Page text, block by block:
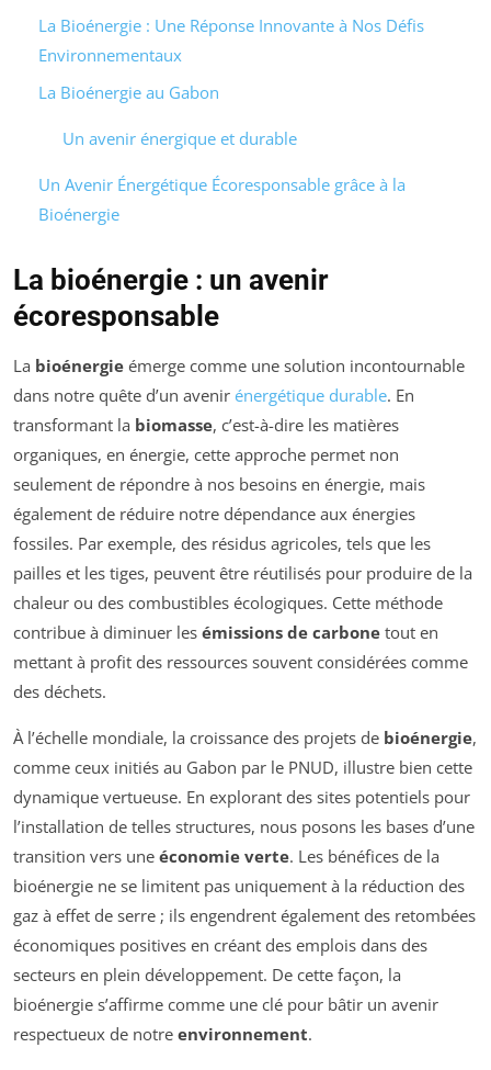
La Bioénergie : Une Réponse Innovante à Nos Défis
Environnementaux
La Bioénergie au Gabon
Un avenir énergique et durable
Un Avenir Énergétique Écoresponsable grâce à la
Bioénergie
La bioénergie : un avenir
écoresponsable
La bioénergie émerge comme une solution incontournable
dans notre quête d’un avenir énergétique durable. En
transformant la biomasse, c’est-à-dire les matières
organiques, en énergie, cette approche permet non
seulement de répondre à nos besoins en énergie, mais
également de réduire notre dépendance aux énergies
fossiles. Par exemple, des résidus agricoles, tels que les
pailles et les tiges, peuvent être réutilisés pour produire de la
chaleur ou des combustibles écologiques. Cette méthode
contribue à diminuer les émissions de carbone tout en
mettant à profit des ressources souvent considérées comme
des déchets.
À l’échelle mondiale, la croissance des projets de bioénergie,
comme ceux initiés au Gabon par le PNUD, illustre bien cette
dynamique vertueuse. En explorant des sites potentiels pour
l’installation de telles structures, nous posons les bases d’une
transition vers une économie verte. Les bénéfices de la
bioénergie ne se limitent pas uniquement à la réduction des
gaz à effet de serre ; ils engendrent également des retombées
économiques positives en créant des emplois dans des
secteurs en plein développement. De cette façon, la
bioénergie s’affirme comme une clé pour bâtir un avenir
respectueux de notre environnement.